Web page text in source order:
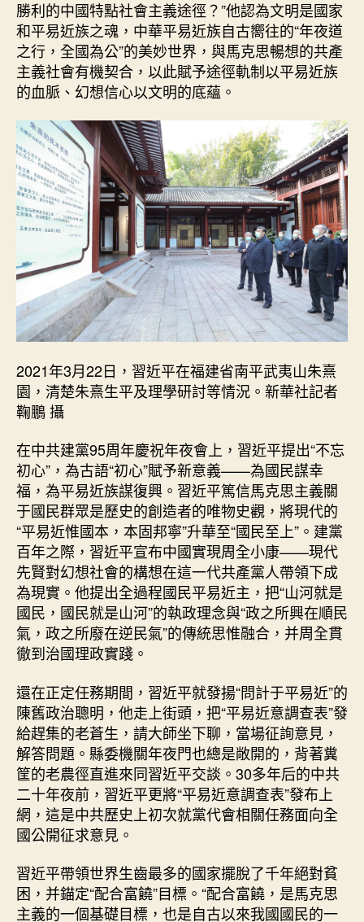
勝利的中國特點社會主義途徑？”他認為文明是國家
和平易近族之魂，中華平易近族自古嚮往的“年夜道
之行，全國為公”的美妙世界，與馬克思暢想的共產
主義社會有機契合，以此賦予途徑軌制以平易近族
的血脈、幻想信心以文明的底蘊。
2021年3月22日，習近平在福建省南平武夷山朱熹
園，清楚朱熹生平及理學研討等情況。新華社記者
鞠鵬 攝
在中共建黨95周年慶祝年夜會上，習近平提出“不忘
初心”，為古語“初心”賦予新意義——為國民謀幸
福，為平易近族謀復興。習近平篤信馬克思主義關
于國民群眾是歷史的創造者的唯物史觀，將現代的
“平易近惟國本，本固邦寧”升華至“國民至上”。建黨
百年之際，習近平宣布中國實現周全小康——現代
先賢對幻想社會的構想在這一代共產黨人帶領下成
為現實。他提出全過程國民平易近主，把“山河就是
國民，國民就是山河”的執政理念與“政之所興在順民
氣，政之所廢在逆民氣”的傳統思惟融合，并周全貫
徹到治國理政實踐。
還在正定任務期間，習近平就發揚“問計于平易近”的
陳舊政治聰明，他走上街頭，把“平易近意調查表”發
給趕集的老蒼生，請大師坐下聊，當場征詢意見，
解答問題。縣委機關年夜門也總是敞開的，背著糞
筐的老農徑直進來同習近平交談。30多年后的中共
二十年夜前，習近平更將“平易近意調查表”發布上
網，這是中共歷史上初次就黨代會相關任務面向全
國公開征求意見。
習近平帶領世界生齒最多的國家擺脫了千年絕對貧
困，并錨定“配合富饒”目標。“配合富饒，是馬克思
主義的一個基礎目標，也是自古以來我國國民的一